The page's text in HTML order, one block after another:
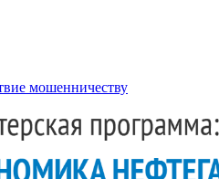
мошенничеству